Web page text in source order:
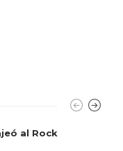
al Rock